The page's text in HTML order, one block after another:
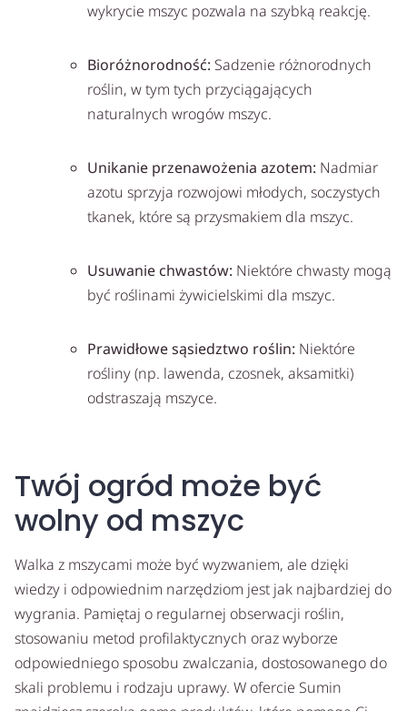
wykrycie mszyc pozwala na szybką reakcję.
Bioróżnorodność: Sadzenie różnorodnych
roślin, w tym tych przyciągających
naturalnych wrogów mszyc.
Unikanie przenawożenia azotem: Nadmiar
azotu sprzyja rozwojowi młodych, soczystych
tkanek, które są przysmakiem dla mszyc.
Usuwanie chwastów: Niektóre chwasty mogą
być roślinami żywicielskimi dla mszyc.
Prawidłowe sąsiedztwo roślin: Niektóre
rośliny (np. lawenda, czosnek, aksamitki)
odstraszają mszyce.
Twój ogród może być
wolny od mszyc
Walka z mszycami może być wyzwaniem, ale dzięki
wiedzy i odpowiednim narzędziom jest jak najbardziej do
wygrania. Pamiętaj o regularnej obserwacji roślin,
stosowaniu metod profilaktycznych oraz wyborze
odpowiedniego sposobu zwalczania, dostosowanego do
skali problemu i rodzaju uprawy. W ofercie Sumin